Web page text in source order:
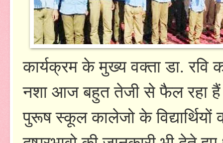
कार्यक्रम के मुख्य वक्ता डा. रवि
नशा आज बहुत तेजी से फैल रहा हैं
पुरूष स्कूल कालेजो के